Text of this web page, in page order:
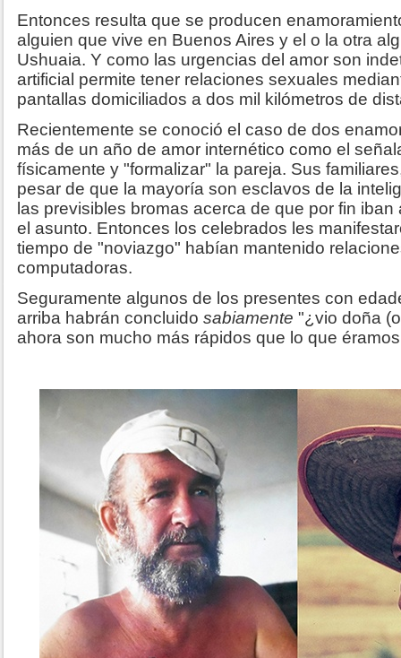
Entonces resulta que se producen
alguien que vive en Buenos Aires y el o la otra
Ushuaia. Y como las urgencias del amor son
artificial permite tener relaciones sexuales
pantallas domiciliados a dos mil kilómetros de
Recientemente se conoció el caso de dos
más de un año de amor internético como el
físicamente y "formalizar" la pareja. Sus
pesar de que la mayoría son esclavos de la
las previsibles bromas acerca de que por fin
el asunto. Entonces los celebrados les
tiempo de "noviazgo" habían mantenido
computadoras.
Seguramente algunos de los presentes con
arriba habrán concluido sabiamente "¿vio doña
ahora son mucho más rápidos que lo que